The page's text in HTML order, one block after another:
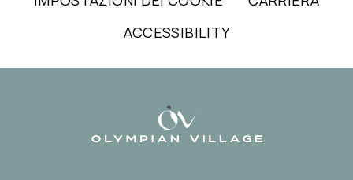
ACCESSIBILITY